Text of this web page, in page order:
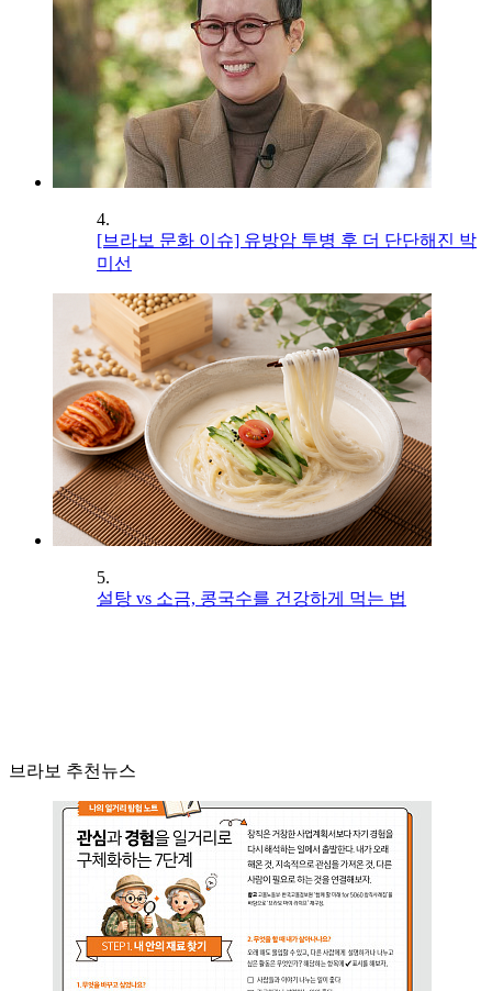
4.
[브라보 문화 이슈] 유방암 투병 후 더 단단해진 박
미선
5.
설탕 vs 소금, 콩국수를 건강하게 먹는 법
브라보 추천뉴스